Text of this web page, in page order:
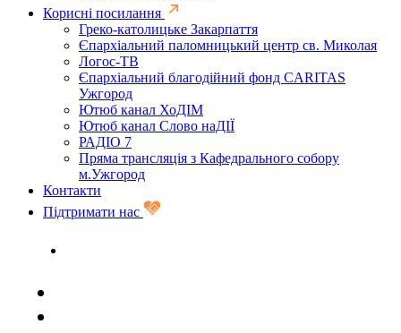
Корисні посилання
Греко-католицьке Закарпаття
Єпархіальний паломницький центр св. Миколая
Логос-ТВ
Єпархіальний благодійний фонд CARITAS
Ужгород
Ютюб канал ХоДІМ
Ютюб канал Слово наДІЇ
РАДІО 7
Пряма трансляція з Кафедрального собору
м.Ужгород
Контакти
Підтримати нас